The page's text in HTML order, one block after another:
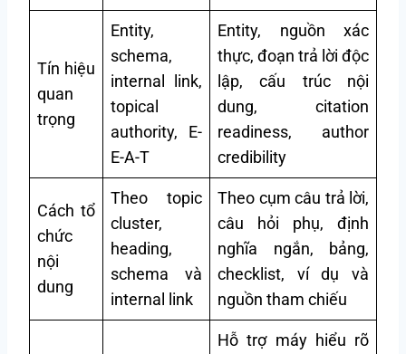
Tín hiệu
quan
trọng
Entity,
schema,
internal link,
topical
authority, E-
E-A-T
Entity, nguồn xác
thực, đoạn trả lời độc
lập, cấu trúc nội
dung, citation
readiness, author
credibility
Cách tổ
chức
nội
dung
Theo topic
cluster,
heading,
schema và
internal link
Theo cụm câu trả lời,
câu hỏi phụ, định
nghĩa ngắn, bảng,
checklist, ví dụ và
nguồn tham chiếu
Hỗ trợ máy hiểu rõ